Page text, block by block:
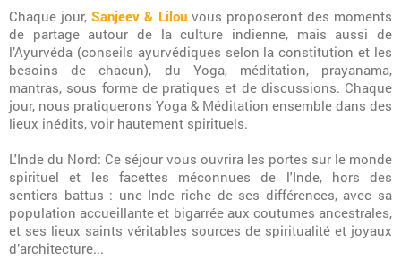
Chaque jour,Sanjeev & Lilouvous proposeront des moments
de partage autour de la culture indienne, mais aussi de
l’Ayurvéda (conseils ayurvédiques selon la constitution et les
besoins de chacun), du Yoga, méditation, prayanama,
mantras, sous forme de pratiques et de discussions. Chaque
jour, nous pratiquerons Yoga & Méditation ensemble dans des
lieux inédits, voir hautement spirituels.
L'Inde du Nord: Ce séjour vous ouvrira les portes sur le monde
spirituel et les facettes méconnues de l'Inde, hors des
sentiers battus : une Inde riche de ses différences, avec sa
population accueillante et bigarrée aux coutumes ancestrales,
et ses lieux saints véritables sources de spiritualité et joyaux
d’architecture...